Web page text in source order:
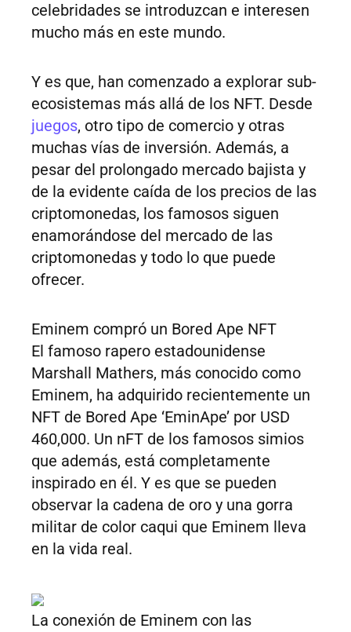
celebridades se introduzcan e interesen
mucho más en este mundo.
Y es que, han comenzado a explorar sub-
ecosistemas más allá de los NFT. Desde
juegos, otro tipo de comercio y otras
muchas vías de inversión. Además, a
pesar del prolongado mercado bajista y
de la evidente caída de los precios de las
criptomonedas, los famosos siguen
enamorándose del mercado de las
criptomonedas y todo lo que puede
ofrecer.
Eminem compró un Bored Ape NFT
El famoso rapero estadounidense
Marshall Mathers, más conocido como
Eminem, ha adquirido recientemente un
NFT de Bored Ape ‘EminApe’ por USD
460,000. Un nFT de los famosos simios
que además, está completamente
inspirado en él. Y es que se pueden
observar la cadena de oro y una gorra
militar de color caqui que Eminem lleva
en la vida real.
La conexión de Eminem con las